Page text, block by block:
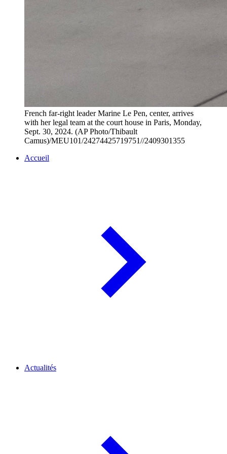
French far-right leader Marine Le Pen, center, arrives
with her legal team at the court house in Paris, Monday,
Sept. 30, 2024. (AP Photo/Thibault
Camus)/MEU101/24274425719751//2409301355
Accueil
Actualités